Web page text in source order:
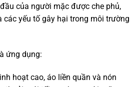
của người mặc được che phủ,
các yếu tố gây hại trong môi trường
ứng dụng:
hoạt cao, áo liền quần và nón